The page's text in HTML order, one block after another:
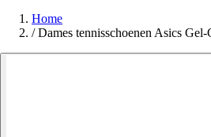
Home
/ Dames tennisschoenen Asics